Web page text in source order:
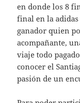
en donde los 8
final en la
ganador quien
acompañante,
viaje todo
conocer el
pasión de un